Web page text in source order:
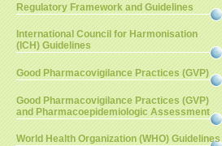
Regulatory Framework and Guidelines
International Council for Harmonisation
(ICH) Guidelines
Good Pharmacovigilance Practices (GVP)
Good Pharmacovigilance Practices (GVP)
and Pharmacoepidemiologic Assessment
World Health Organization (WHO) Guidelines